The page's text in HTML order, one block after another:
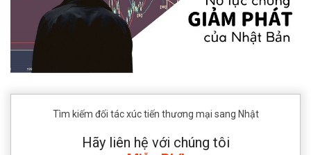
Tìm kiếm đối tác xúc tiến thương mại sang Nhật
Hãy liên hệ với chúng tôi